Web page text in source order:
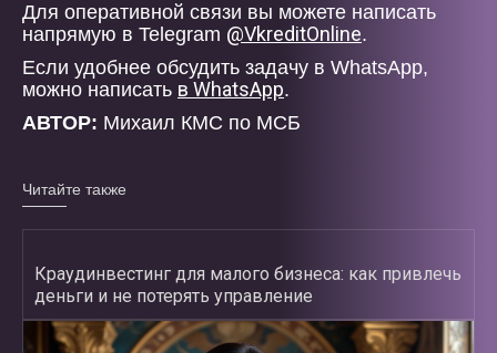
Для оперативной связи вы можете написать
напрямую в Telegram @VkreditOnline.
Если удобнее обсудить задачу в WhatsApp,
можно написать в WhatsApp.
АВТОР: Михаил КМС по МСБ
Читайте также
Краудинвестинг для малого бизнеса: как привлечь
деньги и не потерять управление